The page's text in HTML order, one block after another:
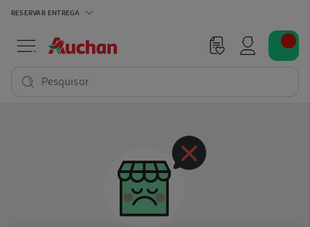
RESERVAR ENTREGA
Pesquisar